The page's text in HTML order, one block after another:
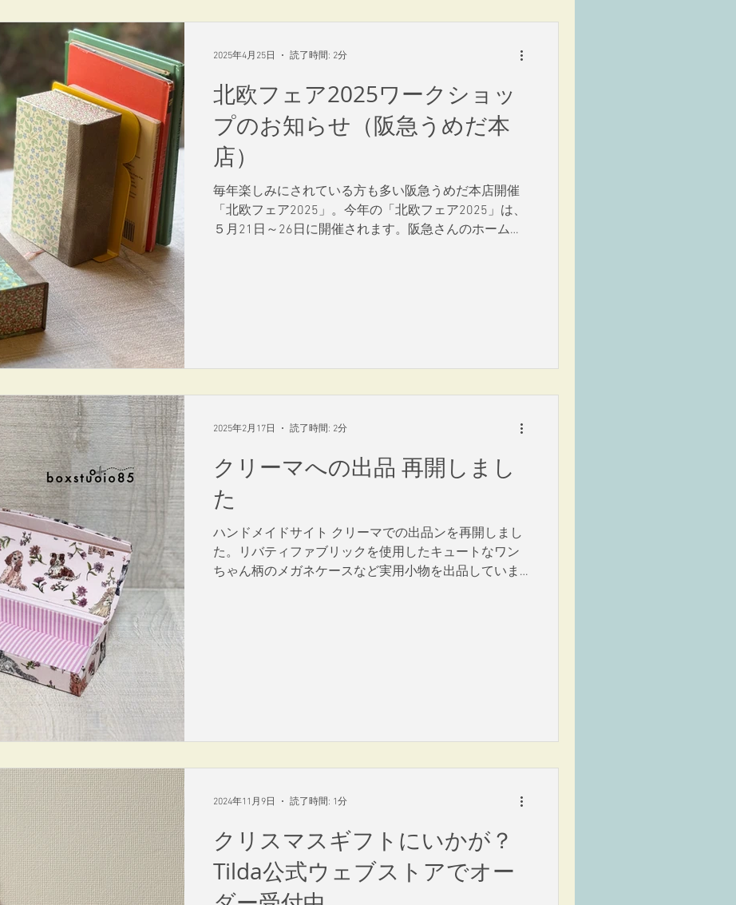
北欧フェア2025ワークショッ
プのお知らせ（阪急うめだ本
店）
毎年楽しみにされている方も多い阪急うめだ本店開催
「北欧フェア2025」。今年の「北欧フェア2025」は、
５月21日～26日に開催されます。阪急さんのホームペ
2025年4月25日 読了時間: 2分
クリーマへの出品 再開しまし
た
ハンドメイドサイト クリーマでの出品ンを再開しまし
た。リバティファブリックを使用したキュートなワン
ちゃん柄のメガネケースなど実用小物を出品していま
2025年2月17日 読了時間: 2分
クリスマスギフトにいかが？
Tilda公式ウェブストアでオー
2024年11月9日 読了時間: 1分